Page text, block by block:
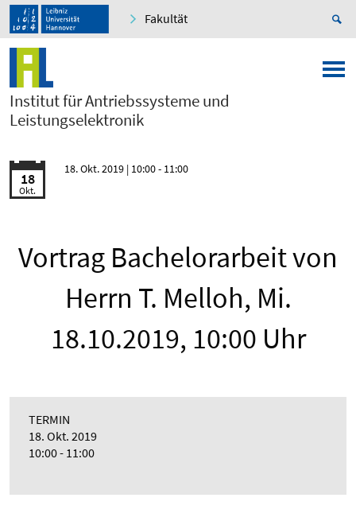
Fakultät
Institut für Antriebssysteme und
Leistungselektronik
18
Okt.
18. Okt. 2019 | 10:00 - 11:00
Vortrag Bachelorarbeit von
Herrn T. Melloh, Mi.
18.10.2019, 10:00 Uhr
TERMIN
18. Okt. 2019
10:00 - 11:00